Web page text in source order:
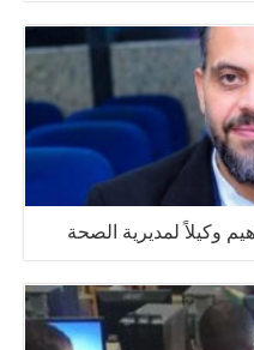
وكيلاً لمديرية الصحة